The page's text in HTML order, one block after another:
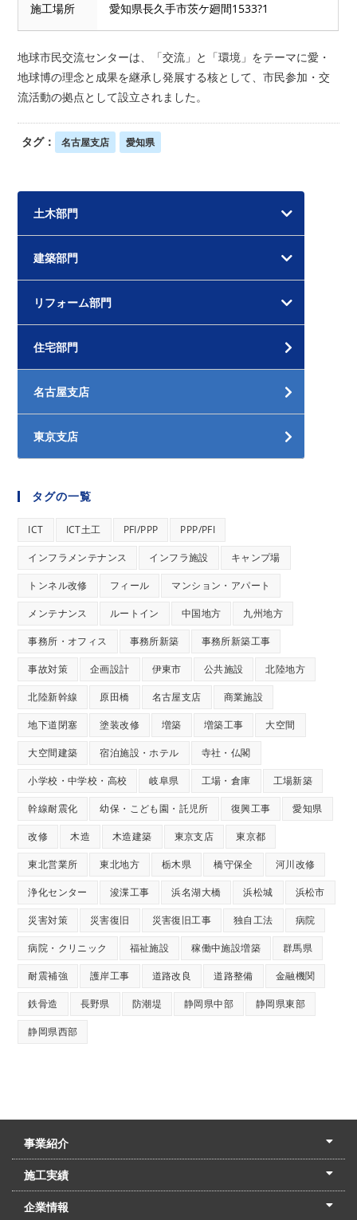
施工場所 愛知県長久手市茨ケ廻間1533?1
地球市民交流センターは、「交流」と「環境」をテーマに愛・
地球博の理念と成果を継承し発展する核として、市民参加・交
流活動の拠点として設立されました。
タグ： 名古屋支店 愛知県
土木部門
建築部門
リフォーム部門
住宅部門
名古屋支店
東京支店
タグの一覧
ICT ICT土工 PFI/PPP PPP/PFI
インフラメンテナンス インフラ施設 キャンプ場
トンネル改修 フィール マンション・アパート
メンテナンス ルートイン 中国地方 九州地方
事務所・オフィス 事務所新築 事務所新築工事
事故対策 企画設計 伊東市 公共施設 北陸地方
北陸新幹線 原田橋 名古屋支店 商業施設
地下道閉塞 塗装改修 増築 増築工事 大空間
大空間建築 宿泊施設・ホテル 寺社・仏閣
小学校・中学校・高校 岐阜県 工場・倉庫 工場新築
幹線耐震化 幼保・こども園・託児所 復興工事 愛知県
改修 木造 木造建築 東京支店 東京都
東北営業所 東北地方 栃木県 橋守保全 河川改修
浄化センター 浚渫工事 浜名湖大橋 浜松城 浜松市
災害対策 災害復旧 災害復旧工事 独自工法 病院
病院・クリニック 福祉施設 稼働中施設増築 群馬県
耐震補強 護岸工事 道路改良 道路整備 金融機関
鉄骨造 長野県 防潮堤 静岡県中部 静岡県東部
静岡県西部
事業紹介
土木本部
建築本部
PPP・PFI
リフォーム・リノベーション
中村建設の家
施工実績
土木部門
建築部門
リフォーム部門
住宅部門
名古屋支店
東京支店
企業情報